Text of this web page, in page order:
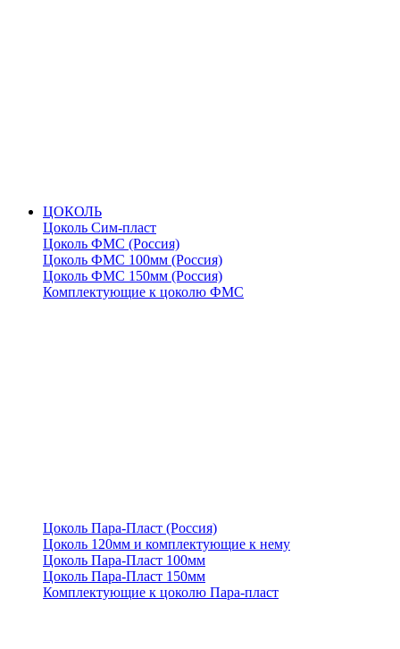
ЦОКОЛЬ
Цоколь Сим-пласт
Цоколь ФМС (Россия)
Цоколь ФМС 100мм (Россия)
Цоколь ФМС 150мм (Россия)
Комплектующие к цоколю ФМС
Цоколь Пара-Пласт (Россия)
Цоколь 120мм и комплектующие к нему
Цоколь Пара-Пласт 100мм
Цоколь Пара-Пласт 150мм
Комплектующие к цоколю Пара-пласт